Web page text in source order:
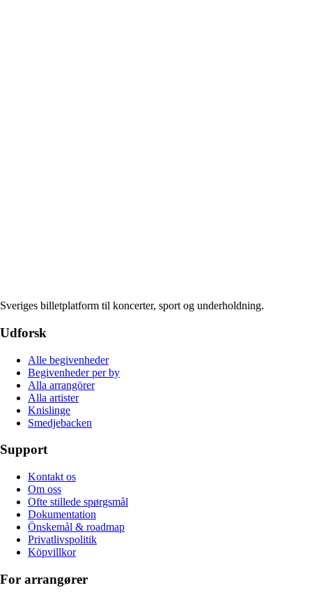
Sveriges billetplatform til koncerter, sport og underholdning.
Udforsk
Alle begivenheder
Begivenheder per by
Alla arrangörer
Alla artister
Knislinge
Smedjebacken
Support
Kontakt os
Om oss
Ofte stillede spørgsmål
Dokumentation
Önskemål & roadmap
Privatlivspolitik
Köpvillkor
For arrangører